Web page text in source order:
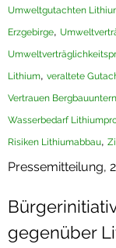
Umweltgutachten
Erzgebirge,
Lithium, veraltete
Vertrauen
Wasserbedarf
Risiken Lithiumabbau,
Pressemitteilung,
gegenüber